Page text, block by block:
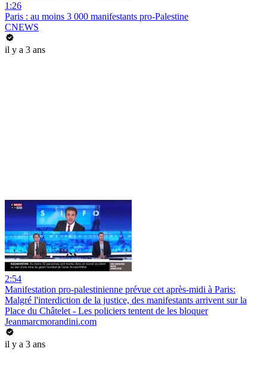
1:26
Paris : au moins 3 000 manifestants pro-Palestine
CNEWS
il y a 3 ans
2:54
Manifestation pro-palestinienne prévue cet après-midi à Paris:
Malgré l'interdiction de la justice, des manifestants arrivent sur la
Place du Châtelet - Les policiers tentent de les bloquer
Jeanmarcmorandini.com
il y a 3 ans